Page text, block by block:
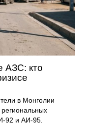
АЗС: кто
в Монголии
92 и АИ-95.